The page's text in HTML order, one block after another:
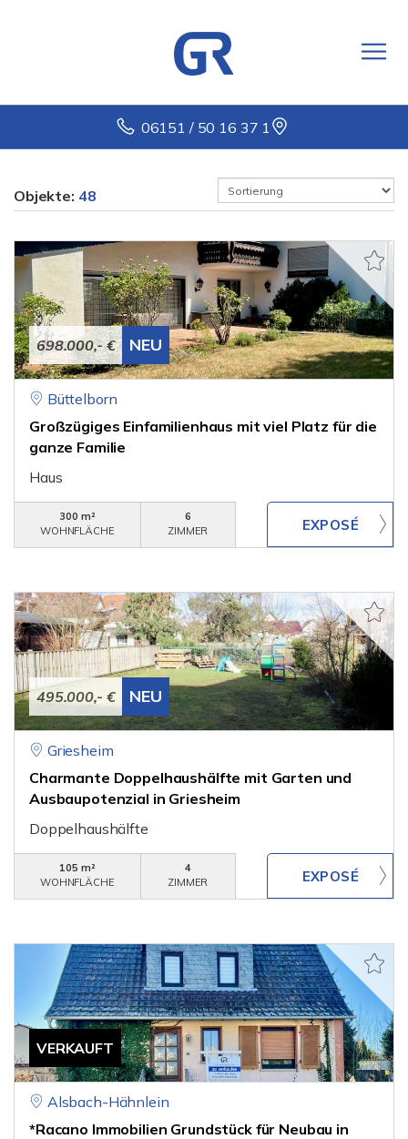
06151 / 50 16 37 1
Objekte: 48
698.000,- € NEU
Büttelborn
Großzügiges Einfamilienhaus mit viel Platz für die
ganze Familie
Haus
300 m²
WOHNFLÄCHE
6
ZIMMER
495.000,- € NEU
Griesheim
Charmante Doppelhaushälfte mit Garten und
Ausbaupotenzial in Griesheim
Doppelhaushälfte
105 m²
WOHNFLÄCHE
4
ZIMMER
VERKAUFT
Alsbach-Hähnlein
*Racano Immobilien Grundstück für Neubau in